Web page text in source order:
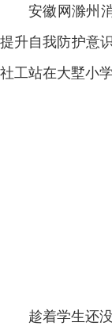
安徽网滁州
提升自我防护意
社工站在大墅小
趁着学生还